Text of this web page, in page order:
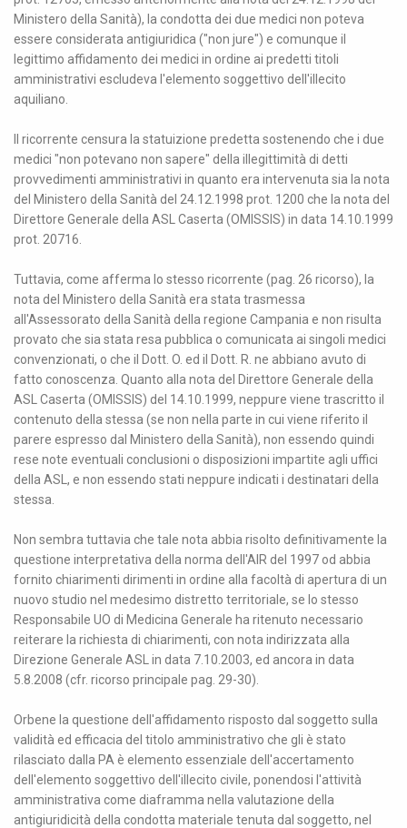
Ministero della Sanità), la condotta dei due medici non poteva
essere considerata antigiuridica ("non jure") e comunque il
legittimo affidamento dei medici in ordine ai predetti titoli
amministrativi escludeva l'elemento soggettivo dell'illecito
aquiliano.
Il ricorrente censura la statuizione predetta sostenendo che i due
medici "non potevano non sapere" della illegittimità di detti
provvedimenti amministrativi in quanto era intervenuta sia la nota
del Ministero della Sanità del 24.12.1998 prot. 1200 che la nota del
Direttore Generale della ASL Caserta (OMISSIS) in data 14.10.1999
prot. 20716.
Tuttavia, come afferma lo stesso ricorrente (pag. 26 ricorso), la
nota del Ministero della Sanità era stata trasmessa
all'Assessorato della Sanità della regione Campania e non risulta
provato che sia stata resa pubblica o comunicata ai singoli medici
convenzionati, o che il Dott. O. ed il Dott. R. ne abbiano avuto di
fatto conoscenza. Quanto alla nota del Direttore Generale della
ASL Caserta (OMISSIS) del 14.10.1999, neppure viene trascritto il
contenuto della stessa (se non nella parte in cui viene riferito il
parere espresso dal Ministero della Sanità), non essendo quindi
rese note eventuali conclusioni o disposizioni impartite agli uffici
della ASL, e non essendo stati neppure indicati i destinatari della
stessa.
Non sembra tuttavia che tale nota abbia risolto definitivamente la
questione interpretativa della norma dell'AIR del 1997 od abbia
fornito chiarimenti dirimenti in ordine alla facoltà di apertura di un
nuovo studio nel medesimo distretto territoriale, se lo stesso
Responsabile UO di Medicina Generale ha ritenuto necessario
reiterare la richiesta di chiarimenti, con nota indirizzata alla
Direzione Generale ASL in data 7.10.2003, ed ancora in data
5.8.2008 (cfr. ricorso principale pag. 29-30).
Orbene la questione dell'affidamento risposto dal soggetto sulla
validità ed efficacia del titolo amministrativo che gli è stato
rilasciato dalla PA è elemento essenziale dell'accertamento
dell'elemento soggettivo dell'illecito civile, ponendosi l'attività
amministrativa come diaframma nella valutazione della
antigiuridicità della condotta materiale tenuta dal soggetto, nel